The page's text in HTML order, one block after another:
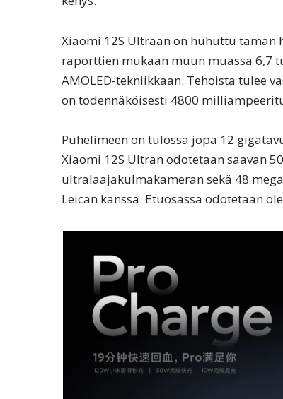
Xiaomi 12S Ultraan on huhuttu tämän
raporttien mukaan muun muassa 6,7
AMOLED-tekniikkaan. Tehoista tulee
on todennäköisesti 4800
Puhelimeen on tulossa jopa 12
Xiaomi 12S Ultran odotetaan saavan
ultralaajakulmakameran sekä 48
Leican kanssa. Etuosassa odotetaan